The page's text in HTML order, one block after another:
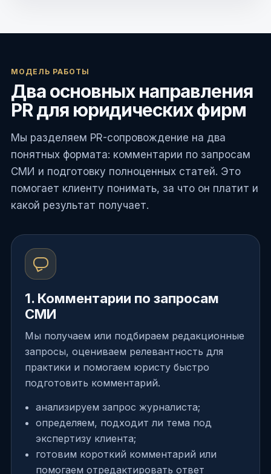
МОДЕЛЬ РАБОТЫ
Два основных направления
PR для юридических фирм
Мы разделяем PR-сопровождение на два
понятных формата: комментарии по запросам
СМИ и подготовку полноценных статей. Это
помогает клиенту понимать, за что он платит и
какой результат получает.
1. Комментарии по запросам
СМИ
Мы получаем или подбираем редакционные
запросы, оцениваем релевантность для
практики и помогаем юристу быстро
подготовить комментарий.
анализируем запрос журналиста;
определяем, подходит ли тема под
экспертизу клиента;
готовим короткий комментарий или
помогаем отредактировать ответ